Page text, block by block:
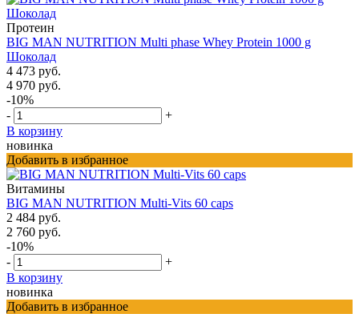
Протеин
BIG MAN NUTRITION Multi phase Whey Protein 1000 g
Шоколад
4 473 руб.
4 970 руб.
-10%
-
+
В корзину
новинка
Добавить в избранное
Витамины
BIG MAN NUTRITION Multi-Vits 60 caps
2 484 руб.
2 760 руб.
-10%
-
+
В корзину
новинка
Добавить в избранное